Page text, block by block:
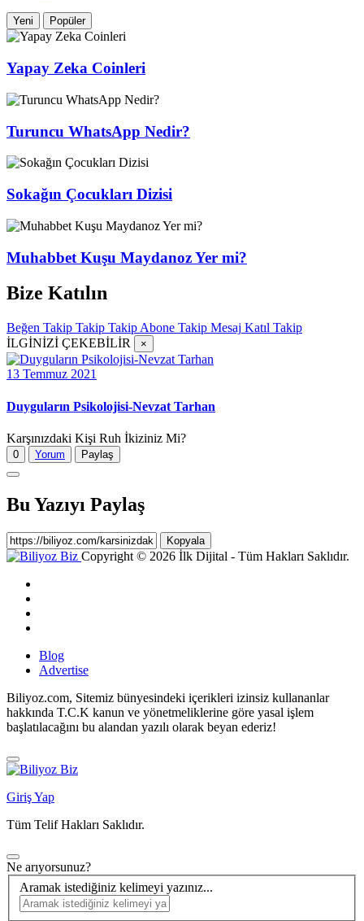
Yeni Popüler
Yapay Zeka Coinleri
Turuncu WhatsApp Nedir?
Sokağın Çocukları Dizisi
Muhabbet Kuşu Maydanoz Yer mi?
Bize Katılın
Beğen Takip Takip Takip Abone Takip Mesaj Katıl Takip
İLGİNİZİ ÇEKEBİLİR
×
13 Temmuz 2021
Duyguların Psikolojisi-Nevzat Tarhan
Karşınızdaki Kişi Ruh İkiziniz Mi?
0 Yorum Paylaş
Bu Yazıyı Paylaş
Kopyala
Copyright © 2026 İlk Dijital - Tüm Hakları Saklıdır.
Blog
Advertise
Biliyoz.com, Sitemiz bünyesindeki içerikleri izinsiz kullananlar
hakkında T.C.K kanun ve yönetmeliklerine göre yasal işlem
başlatılacağını bu alandan yazılı olarak beyan ederiz!
Giriş Yap
Tüm Telif Hakları Saklıdır.
Ne arıyorsunuz?
Aramak istediğiniz kelimeyi yazınız...